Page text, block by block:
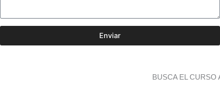
Enviar
BUSCA EL CURSO